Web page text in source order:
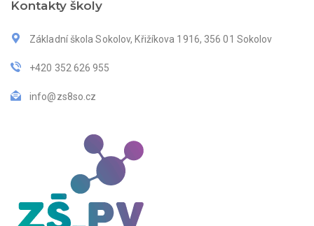
Kontakty školy
Základní škola Sokolov, Křižíkova 1916, 356 01 Sokolov
+420 352 626 955
info@zs8so.cz